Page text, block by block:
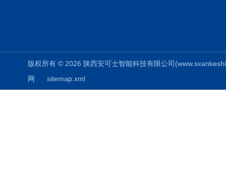
版权所有 © 2026 陕西安可士智能科技有限公司
网
sitemap.xml